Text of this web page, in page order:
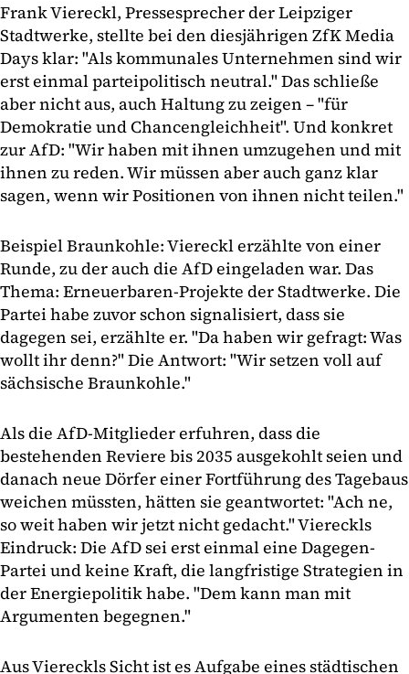
Frank Viereckl, Pressesprecher der Leipziger
Stadtwerke, stellte bei den diesjährigen ZfK Media
Days klar: "Als kommunales Unternehmen sind wir
erst einmal parteipolitisch neutral." Das schließe
aber nicht aus, auch Haltung zu zeigen – "für
Demokratie und Chancengleichheit". Und konkret
zur AfD: "Wir haben mit ihnen umzugehen und mit
ihnen zu reden. Wir müssen aber auch ganz klar
sagen, wenn wir Positionen von ihnen nicht teilen."
Beispiel Braunkohle: Viereckl erzählte von einer
Runde, zu der auch die AfD eingeladen war. Das
Thema: Erneuerbaren-Projekte der Stadtwerke. Die
Partei habe zuvor schon signalisiert, dass sie
dagegen sei, erzählte er. "Da haben wir gefragt: Was
wollt ihr denn?" Die Antwort: "Wir setzen voll auf
sächsische Braunkohle."
Als die AfD-Mitglieder erfuhren, dass die
bestehenden Reviere bis 2035 ausgekohlt seien und
danach neue Dörfer einer Fortführung des Tagebaus
weichen müssten, hätten sie geantwortet: "Ach ne,
so weit haben wir jetzt nicht gedacht." Viereckls
Eindruck: Die AfD sei erst einmal eine Dagegen-
Partei und keine Kraft, die langfristige Strategien in
der Energiepolitik habe. "Dem kann man mit
Argumenten begegnen."
Aus Viereckls Sicht ist es Aufgabe eines städtischen